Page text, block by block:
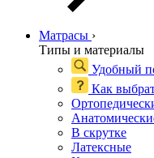
Матрасы ›
Типы и материалы
Удобный
Как
В скрутке
Латексные